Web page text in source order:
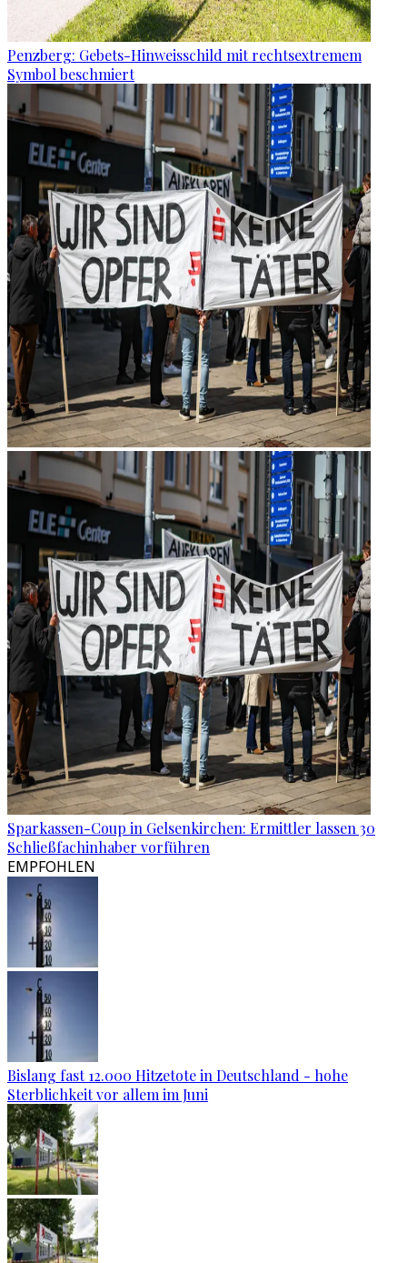
Penzberg: Gebets-Hinweisschild mit rechtsextremem
Symbol beschmiert
Sparkassen-Coup in Gelsenkirchen: Ermittler lassen 30
Schließfachinhaber vorführen
EMPFOHLEN
Bislang fast 12.000 Hitzetote in Deutschland - hohe
Sterblichkeit vor allem im Juni